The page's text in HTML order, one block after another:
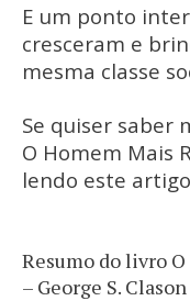
E um ponto
cresceram e
mesma classe
Se quiser saber
O Homem Mais
lendo este
Resumo do livro
– George S. Clason